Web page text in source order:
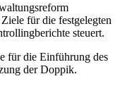
für die festgelegten
steuert.
für die Einführung des
der Doppik.